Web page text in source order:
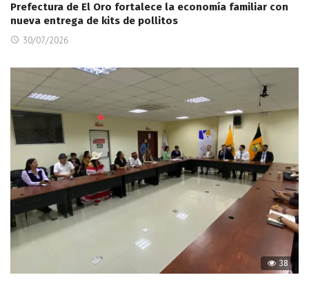
Prefectura de El Oro fortalece la economía familiar con
nueva entrega de kits de pollitos
30/07/2026
38